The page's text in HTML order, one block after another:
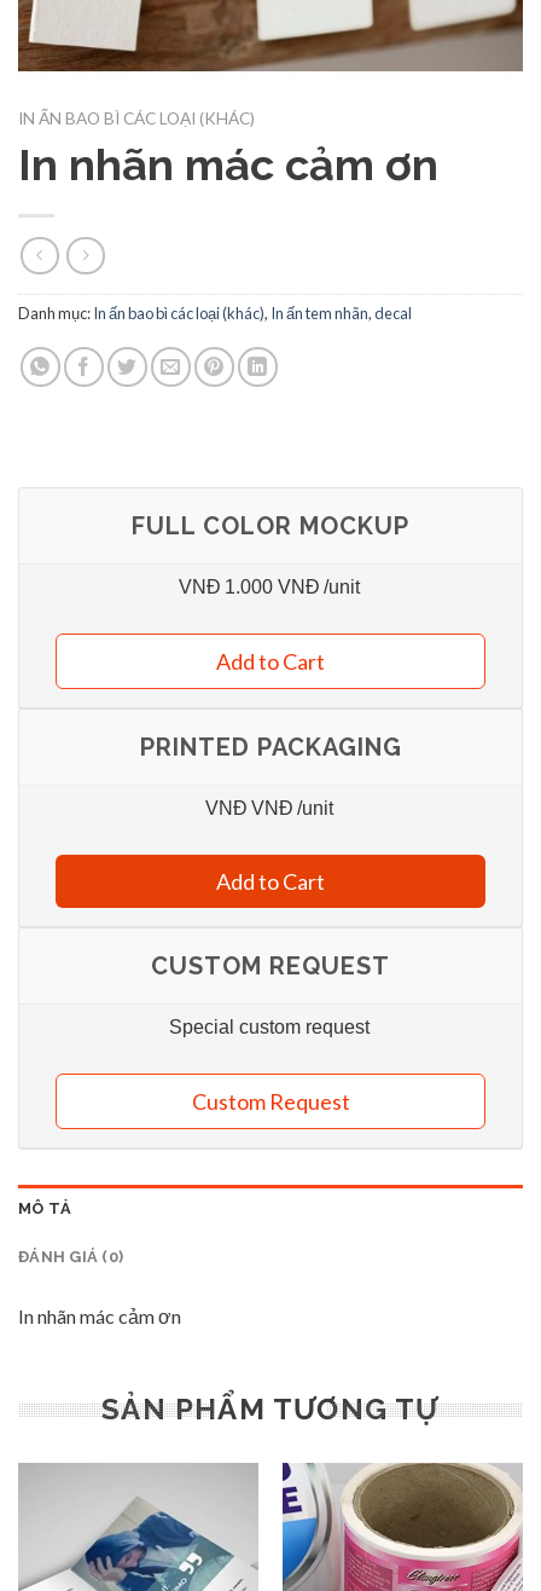
IN ẤN BAO BÌ CÁC LOẠI (KHÁC)
In nhãn mác cảm ơn
Danh mục:In ấn bao bì các loại (khác), In ấn tem nhãn, decal
FULL COLOR MOCKUP
VNĐ 1.000 VNĐ /unit
Add to Cart
PRINTED PACKAGING
VNĐ VNĐ /unit
Add to Cart
CUSTOM REQUEST
Special custom request
Custom Request
MÔ TẢ
ĐÁNH GIÁ (0)
In nhãn mác cảm ơn
SẢN PHẨM TƯƠNG TỰ